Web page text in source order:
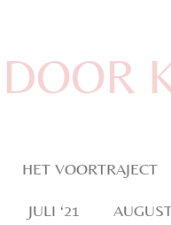
HET VOORTRAJECT
JULI ‘21